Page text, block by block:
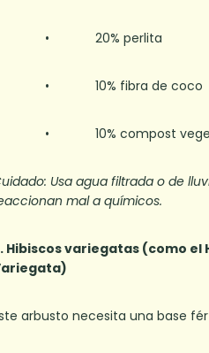
20% perlita
10% fibra de coco
10% compost
Usa agua filtrada o de
mal a químicos.
Hibiscos variegatas (como el
arbusto necesita una base